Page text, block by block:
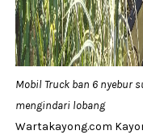
Mobil Truck ban 6 nyebur
mengindari lobang
Wartakayong.com